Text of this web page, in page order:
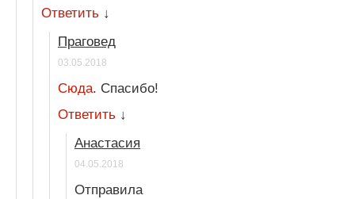
Ответить ↓
Праговед
03.05.2018
Сюда. Спасибо!
Ответить ↓
Анастасия
04.05.2018
Отправила